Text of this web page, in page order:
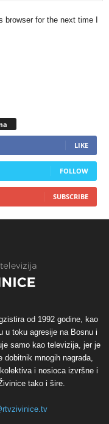
browser for the next time I
LIKE
FOLLOW
SUBSCRIBE
od 1992 godine, kao
u toku agresije na Bosnu i
samo kao televizija, jer je
mnogih nagrada,
i nosioca izvršne i
tako i šire.